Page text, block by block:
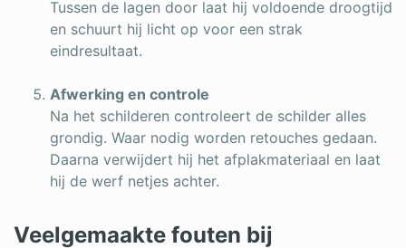
Tussen de lagen door laat hij voldoende droogtijd
en schuurt hij licht op voor een strak
eindresultaat.
Afwerking en controle
Na het schilderen controleert de schilder alles
grondig. Waar nodig worden retouches gedaan.
Daarna verwijdert hij het afplakmateriaal en laat
hij de werf netjes achter.
Veelgemaakte fouten bij